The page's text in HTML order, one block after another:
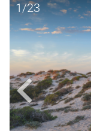
1/23